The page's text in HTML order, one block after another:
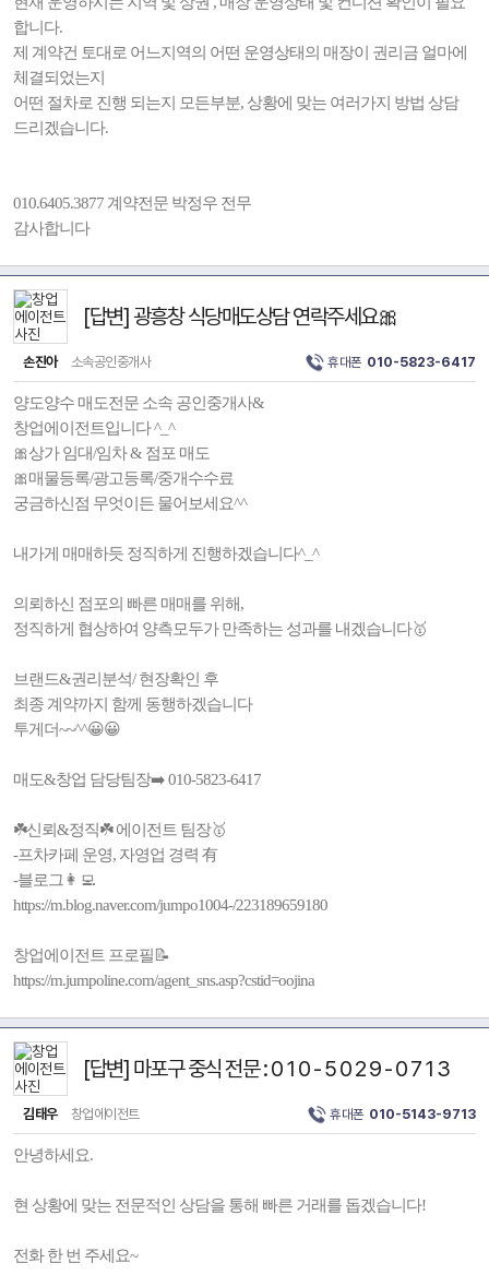
합니다.
제 계약건 토대로 어느지역의 어떤 운영상태의 매장이 권리금 얼마에
체결되었는지
어떤 절차로 진행 되는지 모든부분, 상황에 맞는 여러가지 방법 상담
드리겠습니다.
010.6405.3877 계약전문 박정우 전무
감사합니다
[답변] 광흥창 식당매도상담 연락주세요🎀
손진아 소속공인중개사 휴대폰 010-5823-6417
양도양수 매도전문 소속 공인중개사&
창업에이전트입니다 ^_^
🎀상가 임대/임차 & 점포 매도
🎀매물등록/광고등록/중개수수료
궁금하신점 무엇이든 물어보세요^^
내가게 매매하듯 정직하게 진행하겠습니다^_^
의뢰하신 점포의 빠른 매매를 위해,
정직하게 협상하여 양측모두가 만족하는 성과를 내겠습니다🥇
브랜드&권리분석/ 현장확인 후
최종 계약까지 함께 동행하겠습니다
투게더~~^^😀😀
매도&창업 담당팀장➡️ 010-5823-6417
☘️신뢰&정직☘️ 에이전트 팀장🥇
-프차카페 운영, 자영업 경력 有
-블로그👩‍💻
https://m.blog.naver.com/jumpo1004-/223189659180
창업에이전트 프로필📝
https://m.jumpoline.com/agent_sns.asp?cstid=oojina
[답변] 마포구 중식 전문 : 0 1 0 - 5 0 2 9 - 0 7 1 3
김태우 창업에이전트 휴대폰 010-5143-9713
안녕하세요.
현 상황에 맞는 전문적인 상담을 통해 빠른 거래를 돕겠습니다!
전화 한 번 주세요~